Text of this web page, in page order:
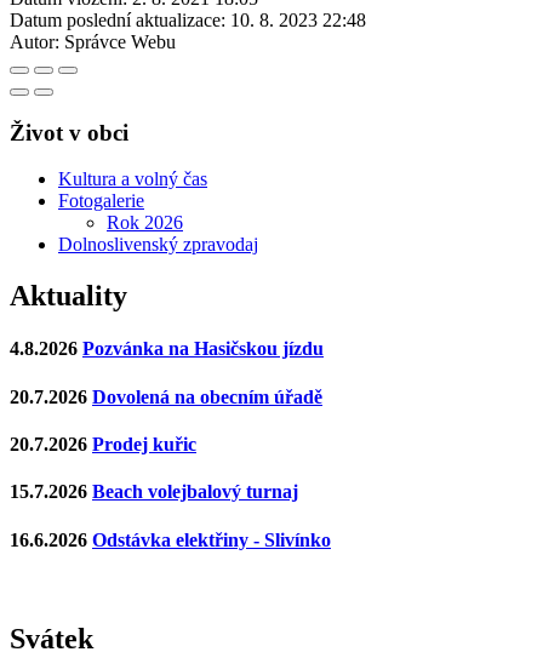
Datum poslední aktualizace: 10. 8. 2023 22:48
Autor: Správce Webu
Život v obci
Kultura a volný čas
Fotogalerie
Rok 2026
Dolnoslivenský zpravodaj
Aktuality
4.8.2026 Pozvánka na Hasičskou jízdu
20.7.2026 Dovolená na obecním úřadě
20.7.2026 Prodej kuřic
15.7.2026 Beach volejbalový turnaj
16.6.2026 Odstávka elektřiny - Slivínko
Svátek